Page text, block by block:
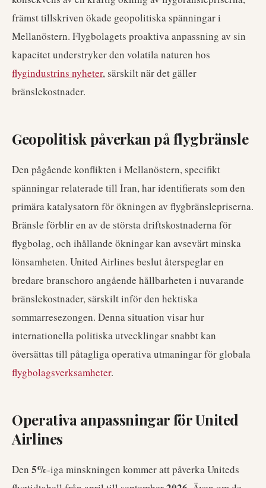
främst tillskriven ökade geopolitiska spänningar i
Mellanöstern. Flygbolagets proaktiva anpassning av sin
kapacitet understryker den volatila naturen hos
flygindustrins nyheter, särskilt när det gäller
bränslekostnader.
Geopolitisk påverkan på flygbränsle
Den pågående konflikten i Mellanöstern, specifikt
spänningar relaterade till Iran, har identifierats som den
primära katalysatorn för ökningen av flygbränslepriserna.
Bränsle förblir en av de största driftskostnaderna för
flygbolag, och ihållande ökningar kan avsevärt minska
lönsamheten. United Airlines beslut återspeglar en
bredare branschoro angående hållbarheten i nuvarande
bränslekostnader, särskilt inför den hektiska
sommarresezongen. Denna situation visar hur
internationella politiska utvecklingar snabbt kan
översättas till påtagliga operativa utmaningar för globala
flygbolagsverksamheter.
Operativa anpassningar för United
Airlines
Den 5%-iga minskningen kommer att påverka Uniteds